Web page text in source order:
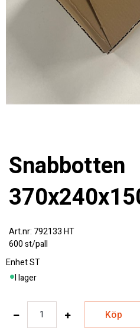
Snabbotten
792133 HT
600 st/pall
EnhetST
I lager
Köp